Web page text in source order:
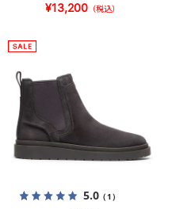
¥13,200 （税込）
5.0（1）